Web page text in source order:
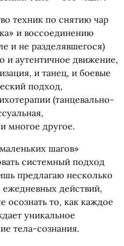
техник по снятию чар
и воссоединению
и не разделявшегося)
и аутентичное движение,
и танец, и боевые
подход,
(танцевально-
многое другое.
шагов»
системный подход
предлагаю несколько
действий,
осознать то, как каждое
уникальное
тела-сознания.